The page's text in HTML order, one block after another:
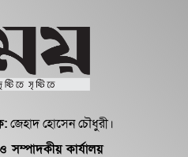
সব মোবাইল গ্রাহকরা পাবেন
ইন্টারনেট
বালিকা মহাবিদ্যালয়ে ‘নিয়ম
জেহাদ হোসেন চৌধুরী।
সম্পাদকীয় কার্যালয়